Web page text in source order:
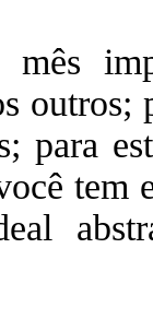
outros;
para
tem